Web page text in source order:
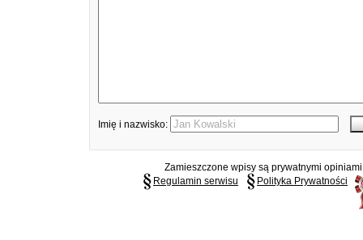
Imię i nazwisko:
Zamieszczone wpisy są prywatnymi
Regulamin serwisu
Polityka Prywatności